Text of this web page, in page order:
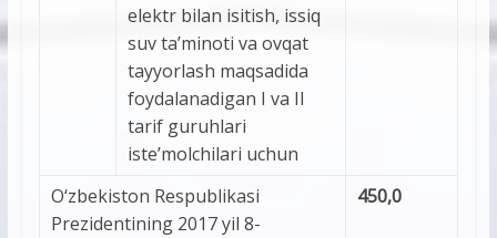
elektr bilan isitish, issiq
suv ta’minoti va ovqat
tayyorlash maqsadida
foydalanadigan I va II
tarif guruhlari
iste’molchilari uchun
O‘zbekiston Respublikasi
Prezidentining 2017 yil 8-
450,0